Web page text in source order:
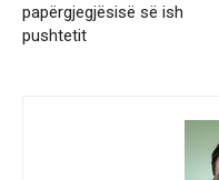
papërgjegjësisë së ish
pushtetit